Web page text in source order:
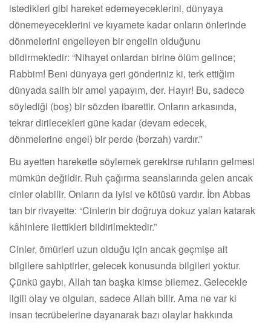
istedikleri gibi hareket edemeyeceklerini, dünyaya
dönemeyeceklerini ve kıyamete kadar onların önlerinde
dönmelerini engelleyen bir engelin olduğunu
bildirmektedir: “Nihayet onlardan birine ölüm gelince;
Rabbim! Beni dünyaya geri gönderiniz ki, terk ettiğim
dünyada salih bir amel yapayım, der. Hayır! Bu, sadece
söylediği (boş) bir sözden ibarettir. Onların arkasında,
tekrar dirilecekleri güne kadar (devam edecek,
dönmelerine engel) bir perde (berzah) vardır.”
Bu ayetten hareketle söylemek gerekirse ruhların gelmesi
mümkün değildir. Ruh çağırma seanslarında gelen ancak
cinler olabilir. Onların da iyisi ve kötüsü vardır. İbn Abbas
tan bir rivayette: “Cinlerin bir doğruya dokuz yalan katarak
kâhinlere ilettikleri bildirilmektedir.”
Cinler, ömürleri uzun olduğu için ancak geçmişe ait
bilgilere sahiptirler, gelecek konusunda bilgileri yoktur.
Çünkü gaybı, Allah tan başka kimse bilemez. Gelecekle
ilgili olay ve olguları, sadece Allah bilir. Ama ne var ki
insan tecrübelerine dayanarak bazı olaylar hakkında